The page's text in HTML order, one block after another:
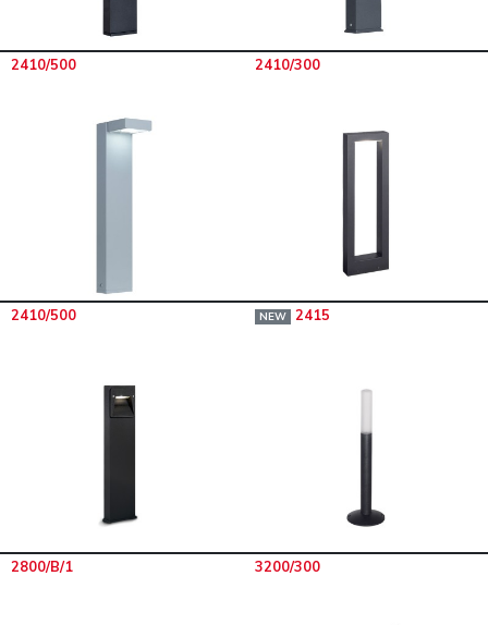
2410/500 2410/300
2410/500 NEW 2415
2800/B/1 3200/300